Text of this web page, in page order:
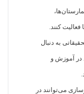
کنند.
به دنبال
در آموزش و
می‌توانند در